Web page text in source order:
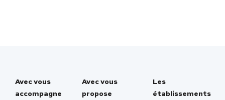
Avec vous
accompagne
Avec vous
propose
Les
établissements